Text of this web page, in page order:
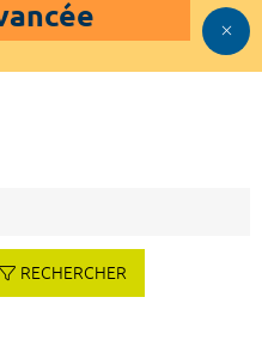
RECHERCHER